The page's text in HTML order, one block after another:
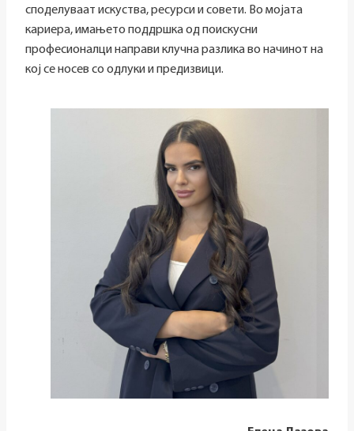
споделуваат искуства, ресурси и совети. Во мојата
кариера, имањето поддршка од поискусни
професионалци направи клучна разлика во начинот на
кој се носев со одлуки и предизвици.